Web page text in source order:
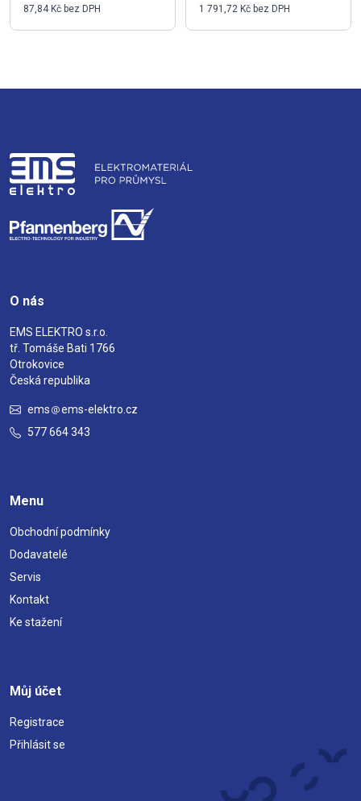
87,84 Kč bez DPH 1 791,72 Kč bez DPH
O nás
EMS ELEKTRO s.r.o.
tř. Tomáše Bati 1766
Otrokovice
Česká republika
ems
ems-elektro.cz
577 664 343
Menu
Obchodní podmínky
Dodavatelé
Servis
Kontakt
Ke stažení
Můj účet
Registrace
Přihlásit se